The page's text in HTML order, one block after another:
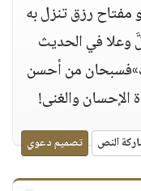
مفتاح رزق تنزل به
وعلا في الحديث
من أحسن
الإحسان والغنى!
النص تصميم دعوي